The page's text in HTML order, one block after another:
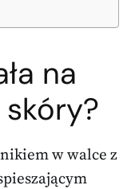
na
skóry?
w walce z